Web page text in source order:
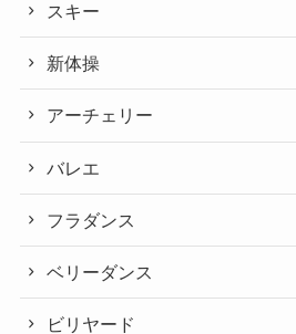
スキー
新体操
アーチェリー
バレエ
フラダンス
ベリーダンス
ビリヤード